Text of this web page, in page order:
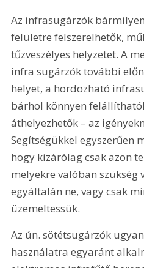
Az infrasugárzók
felületre felszerelhetők,
tűzveszélyes helyzetet. A
infra sugárzók további
helyet, a hordozható
bárhol könnyen
áthelyezhetők – az
Segítségükkel egyszerűen
hogy kizárólag csak azon
melyekre valóban szükség
egyáltalán ne, vagy csak
üzemeltessük.
Az ún. sötétsugárzók
használatra egyaránt